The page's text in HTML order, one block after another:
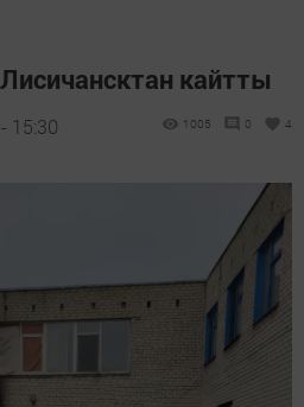
кайтты
15:30 1005 0 4